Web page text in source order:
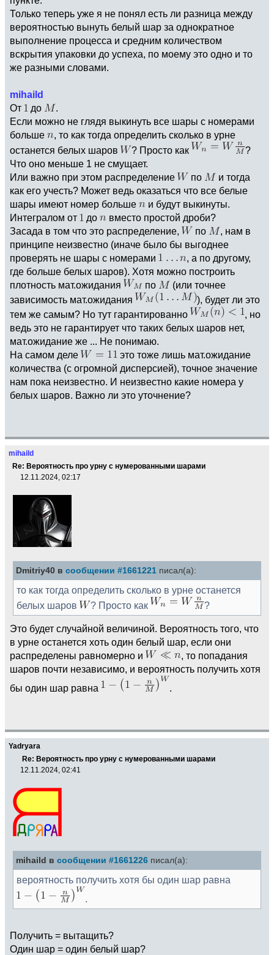
Только теперь уже я не понял есть ли разница между
вероятностью вынуть белый шар за однократное
выполнение процесса и средним количеством
вскрытия упаковки до успеха, по моему это одно и то
же разными словами.
mihaild
От
до
.
Если можно не глядя выкинуть все шары с номерами
больше
, то как тогда определить сколько в урне
останется белых шаров
? Просто как
?
Что оно меньше 1 не смущает.
Или важно при этом распределение
по
и тогда
как его учесть? Может ведь оказаться что все белые
шары имеют номер больше
и будут выкинуты.
Интегралом от
до
вместо простой дроби?
Засада в том что это распределение,
по
, нам в
принципе неизвестно (иначе было бы выгоднее
проверять не шары с номерами
, а по другому,
где больше белых шаров). Хотя можно построить
плотность мат.ожидания
по
(или точнее
зависимость мат.ожидания
), будет ли это
тем же самым? Но тут гарантированно
, но
ведь это не гарантирует что таких белых шаров нет,
мат.ожидание же ... Не понимаю.
На самом деле
это тоже лишь мат.ожидание
количества (с огромной дисперсией), точное значение
нам пока неизвестно. И неизвестно какие номера у
белых шаров. Важно ли это уточнение?
mihaild
Re: Вероятность про урну с нумерованными шарами
12.11.2024, 02:17
Dmitriy40 в сообщении #1661221 писал(а):
то как тогда определить сколько в урне останется
белых шаров
? Просто как ?
Это будет случайной величиной. Вероятность того, что
в урне останется хоть один белый шар, если они
распределены равномерно и
, то попадания
шаров почти независимо, и вероятность получить хотя
бы один шар равна
.
Yadryara
Re: Вероятность про урну с нумерованными шарами
12.11.2024, 02:41
mihaild в сообщении #1661226 писал(а):
вероятность получить хотя бы один шар равна
.
Получить = вытащить?
Один шар = один белый шар?